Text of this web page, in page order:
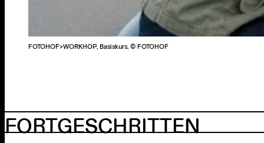
FOTOHOF>WORKHOP, Basiskurs, © FOTOHOF
FORTGESCHRITTEN